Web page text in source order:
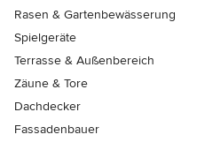
Rasen & Gartenbewässerung
Spielgeräte
Terrasse & Außenbereich
Zäune & Tore
Dachdecker
Fassadenbauer